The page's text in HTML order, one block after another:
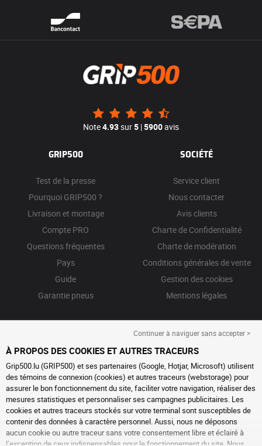
Note4.93sur5 |5900avis
GRIP500
Test de la presse
Pourquoi GRIP500 ?
Livraison et montage
Compte PRO
Questions fréquentes
Pays
Guide
Garantie pneus
SOCIÉTÉ
Service client
Nous contacter
Avis clients
Charte de Confidentialité
Charte de modération
Conditions générales de vente
Gestion des cookies
Mentions légales
Continuer à naviguer sans accepter >
À PROPOS DES COOKIES ET AUTRES TRACEURS
Grip500.lu (GRIP500) et ses partenaires (Google, Hotjar, Microsoft) utilisent
des témoins de connexion (cookies) et autres traceurs (webstorage) pour
assurer le bon fonctionnement du site, faciliter votre navigation, réaliser des
mesures statistiques et personnaliser ses campagnes publicitaires. Les
cookies et autres traceurs stockés sur votre terminal sont susceptibles de
contenir des données à caractère personnel. Aussi, nous ne déposons
aucun cookie ou autre traceur sans votre consentement libre et éclairé à
l’exception de ceux indispensables pour le fonctionnement du site. Nous